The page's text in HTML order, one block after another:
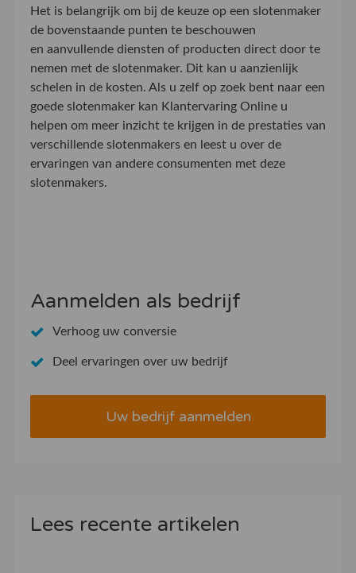
Het is belangrijk om bij de keuze op een slotenmaker
de bovenstaande punten te beschouwen
en aanvullende diensten of producten direct door te
nemen met de slotenmaker. Dit kan u aanzienlijk
schelen in de kosten. Als u zelf op zoek bent naar een
goede slotenmaker kan Klantervaring Online u
helpen om meer inzicht te krijgen in de prestaties van
verschillende slotenmakers en leest u over de
ervaringen van andere consumenten met deze
slotenmakers.
Aanmelden als bedrijf
Verhoog uw conversie
Deel ervaringen over uw bedrijf
Uw bedrijf aanmelden
Lees recente artikelen